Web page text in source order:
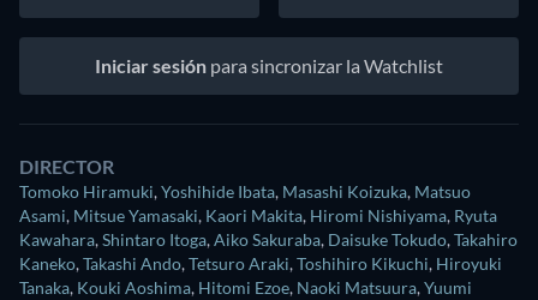
Iniciar sesión para sincronizar la Watchlist
DIRECTOR
Tomoko Hiramuki,Yoshihide Ibata, Masashi Koizuka, Matsuo
Asami, Mitsue Yamasaki, Kaori Makita, Hiromi Nishiyama, Ryuta
Kawahara,Shintaro Itoga,Aiko Sakuraba, Daisuke Tokudo,Takahiro
Kaneko,Takashi Ando,Tetsuro Araki,Toshihiro Kikuchi, Hiroyuki
Tanaka, Kouki Aoshima, Hitomi Ezoe, Naoki Matsuura,Yuumi